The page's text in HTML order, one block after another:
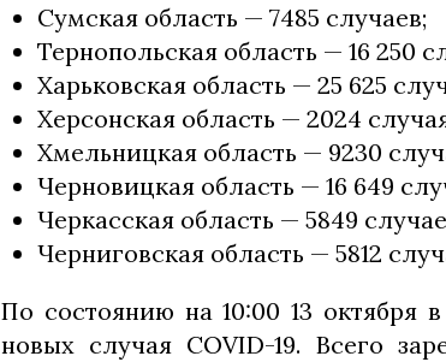
Сумская область — 7485 случаев;
Тернопольская область — 16 250
Харьковская область — 25 625
Херсонская область — 2024
Хмельницкая область — 9230
Черновицкая область — 16 649
Черкасская область — 5849
Черниговская область — 5812
По состоянию на 10:00 13 октября
новых случая COVID-19. Всего